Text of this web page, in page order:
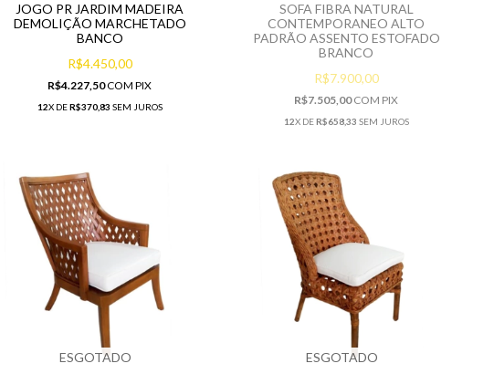
JOGO PR JARDIM MADEIRA
DEMOLIÇÃO MARCHETADO
BANCO
R$4.450,00
R$4.227,50COM PIX
12X DER$370,83 SEM JUROS
SOFA FIBRA NATURAL
CONTEMPORANEO ALTO
PADRÃO ASSENTO ESTOFADO
BRANCO
R$7.900,00
R$7.505,00COM PIX
12X DER$658,33 SEM JUROS
ESGOTADO
ESGOTADO